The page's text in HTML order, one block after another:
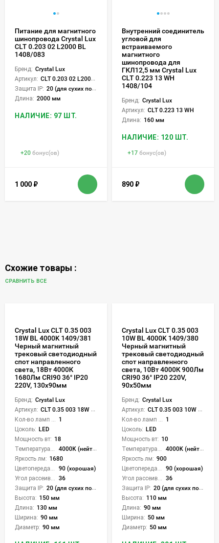
Питание для магнитного
шинопровода Crystal Lux
CLT 0.203 02 L2000 BL
1408/083
Бренд: Crystal Lux
Артикул: CLT 0.203 02 L2000 BL
Защита IP: 20 (для сухих пом.)
Длина: 2000 мм
НАЛИЧИЕ: 97 ШТ.
+20 бонус(ов)
1 000 ₽
Внутренний соединитель
угловой для
встраиваемого
магнитного
шинопровода для
ГКЛ12,5 мм Crystal Lux
CLT 0.223 13 WH
1408/104
Бренд: Crystal Lux
Артикул: CLT 0.223 13 WH
Длина: 160 мм
НАЛИЧИЕ: 120 ШТ.
+17 бонус(ов)
890 ₽
Схожие товары :
СРАВНИТЬ ВСЕ
Crystal Lux CLT 0.35 003
18W BL 4000K 1409/381
Черный магнитный
трековый светодиодный
спот направленного
света, 18Вт 4000К
1680Лм CRI90 36° IP20
220V, 130x90мм
Бренд: Crystal Lux
Артикул: CLT 0.35 003 18W BL 4000K
Кол-во ламп или LED: 1
Цоколь: LED
Мощность вт: 18
Температура света:
4000K (нейтральный)
Яркость лм: 1680
Цветопередача (CRI):
90 (хорошая)
Угол рассеивания света °: 36
Защита IP: 20 (для сухих пом.)
Высота: 150 мм
Длина: 130 мм
Ширина: 90 мм
Диаметр: 90 мм
Crystal Lux CLT 0.35 003
10W BL 4000K 1409/380
Черный магнитный
трековый светодиодный
спот направленного
света, 10Вт 4000К 900Лм
CRI90 36° IP20 220V,
90x50мм
Бренд: Crystal Lux
Артикул: CLT 0.35 003 10W BL 4000K
Кол-во ламп или LED: 1
Цоколь: LED
Мощность вт: 10
Температура света:
4000K (нейтральный)
Яркость лм: 900
Цветопередача (CRI):
90 (хорошая)
Угол рассеивания света °: 36
Защита IP: 20 (для сухих пом.)
Высота: 110 мм
Длина: 90 мм
Ширина: 50 мм
Диаметр: 50 мм